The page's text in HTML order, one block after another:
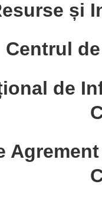
și
Centrul
de